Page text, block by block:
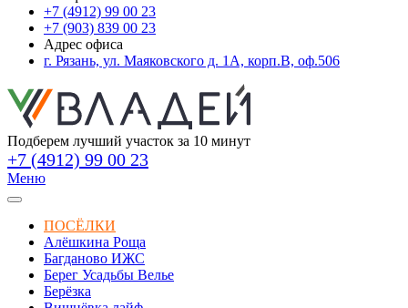
+7 (4912) 99 00 23
+7 (903) 839 00 23
Адрес офиса
г. Рязань, ул. Маяковского д. 1А, корп.В, оф.506
Подберем лучший участок за 10 минут
+7 (4912) 99 00 23
Меню
ПОСЁЛКИ
Алёшкина Роща
Багданово ИЖС
Берег Усадьбы Велье
Берёзка